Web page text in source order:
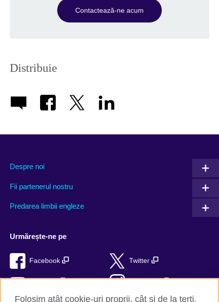
Contactează-ne acum
Distribuie
Despre noi
Fii partenerul nostru
Predarea limbii engleze
Urmărește-ne pe
Facebook Twitter
Folosim atât cookie-uri proprii, cât și de la terți,